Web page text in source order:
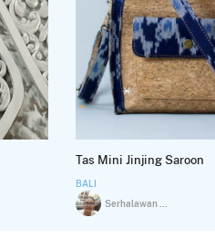
Tas Mini Jinjing Saroon
BALI